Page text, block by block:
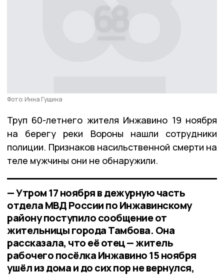
Фото: Инна Гущина
Труп 60-летнего жителя Инжавино 19 ноября
на берегу реки Вороны нашли сотрудники
полиции. Признаков насильственной смерти на
теле мужчины они не обнаружили.
— Утром 17 ноября в дежурную часть
отдела МВД России по Инжавинскому
району поступило сообщение от
жительницы города Тамбова. Она
рассказала, что её отец — житель
рабочего посёлка Инжавино 15 ноября
ушёл из дома и до сих пор не вернулся,